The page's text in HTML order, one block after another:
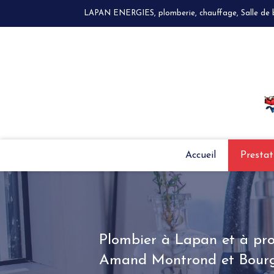
LAPAN ENERGIES, plomberie, chauffage, Salle
Accueil
Plombier à Lapan et à
Amand Montrond et